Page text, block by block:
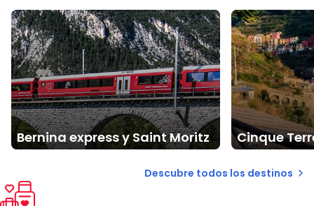
Bernina express y Saint Moritz Cinque
Descubre todos los destinos